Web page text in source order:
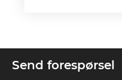
Send forespørsel